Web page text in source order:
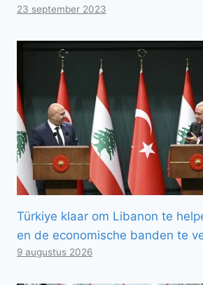
23 september 2023
Türkiye klaar om Libanon te
en de economische banden te
9 augustus 2026